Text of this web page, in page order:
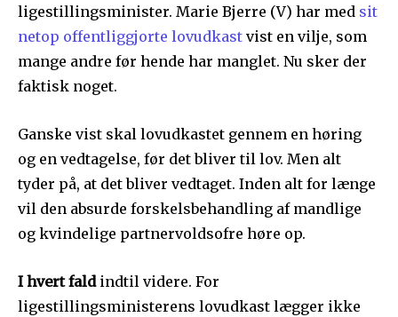
ligestillingsminister. Marie Bjerre (V) har med sit
netop offentliggjorte lovudkast vist en vilje, som
mange andre før hende har manglet. Nu sker der
faktisk noget.
Ganske vist skal lovudkastet gennem en høring
og en vedtagelse, før det bliver til lov. Men alt
tyder på, at det bliver vedtaget. Inden alt for længe
vil den absurde forskelsbehandling af mandlige
og kvindelige partnervoldsofre høre op.
I hvert fald indtil videre. For
ligestillingsministerens lovudkast lægger ikke